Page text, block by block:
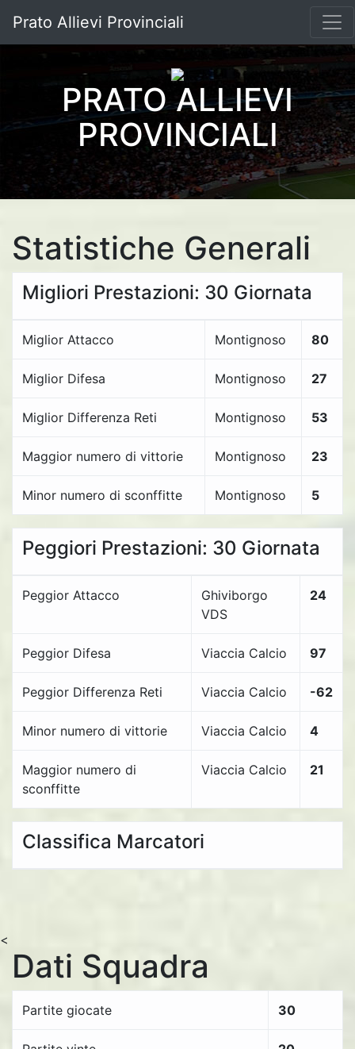
Prato Allievi Provinciali
PRATO ALLIEVI
PROVINCIALI
Statistiche Generali
Migliori Prestazioni: 30 Giornata
Miglior Attacco Montignoso 80
Miglior Difesa Montignoso 27
Miglior Differenza Reti Montignoso 53
Maggior numero di vittorie Montignoso 23
Minor numero di sconffitte Montignoso 5
Peggiori Prestazioni: 30 Giornata
Peggior Attacco
Ghiviborgo
VDS
24
Peggior Difesa Viaccia Calcio 97
Peggior Differenza Reti Viaccia Calcio -62
Minor numero di vittorie Viaccia Calcio 4
Maggior numero di
sconffitte
Viaccia Calcio 21
Classifica Marcatori
<
Dati Squadra
Partite giocate 30